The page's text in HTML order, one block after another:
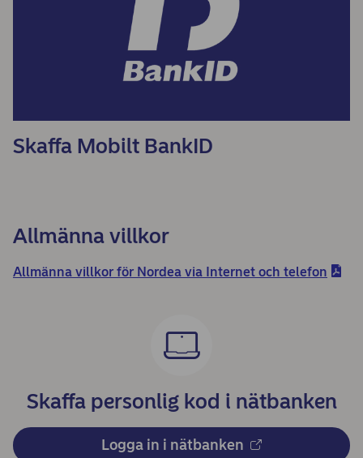
Skaffa Mobilt BankID
Allmänna villkor
Allmänna villkor för Nordea via Internet och telefon
Skaffa personlig kod i nätbanken
Logga in i nätbanken